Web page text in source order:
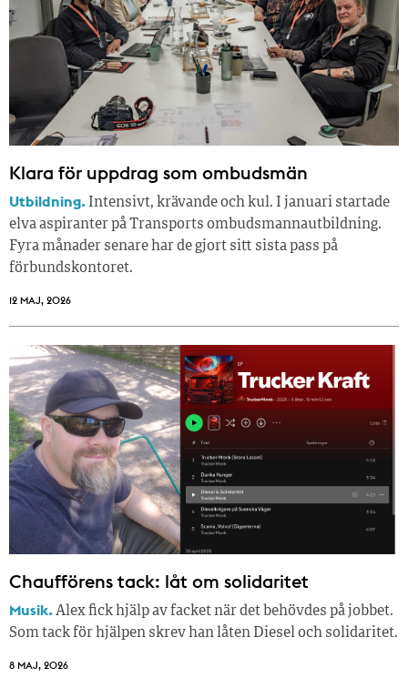
Klara för uppdrag som ombudsmän
Utbildning. Intensivt, krävande och kul. I januari startade
elva aspiranter på Transports ombudsmannautbildning.
Fyra månader senare har de gjort sitt sista pass på
förbundskontoret.
12 MAJ, 2026
Chaufförens tack: låt om solidaritet
Musik.Alex fick hjälp av facket när det behövdes på jobbet.
Som tack för hjälpen skrev han låten Diesel och solidaritet.
8 MAJ, 2026